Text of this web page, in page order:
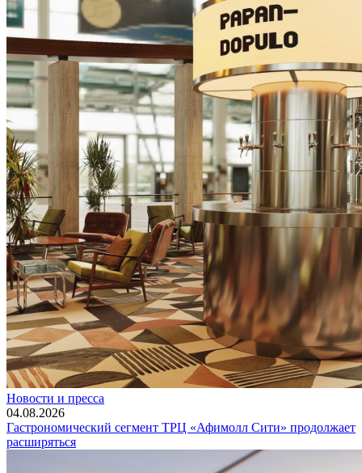
Новости и пресса
04.08.2026
Гастрономический сегмент ТРЦ «Афимолл Сити» продолжает
расширяться